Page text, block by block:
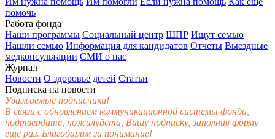
помочь
Работа фонда
Наши программы Социальный центр ШПР Ищут семью
Нашли семью Информация для кандидатов Отчеты Выездные
медконсультации СМИ о нас
Журнал
Новости О здоровье детей Статьи
Подписка на новости
Уважаемые подписчики!
В связи с обновлением коммуникационной системы фонда,
подтвердите, пожалуйста, Вашу подписку, заполнив форму
еще раз. Благодарим за понимание!